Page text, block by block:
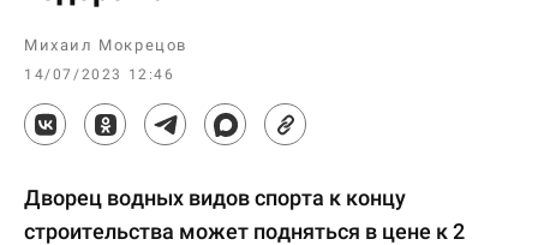
Михаил Мокрецов
14/07/2023 12:46
Дворец водных видов спорта к концу
строительства может подняться в цене к 2